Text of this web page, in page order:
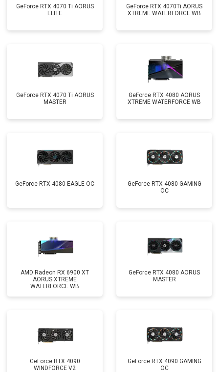
GeForce RTX 4070 Ti AORUS
ELITE
GeForce RTX 4070Ti AORUS
XTREME WATERFORCE WB
GeForce RTX 4070 Ti AORUS
MASTER
GeForce RTX 4080 AORUS
XTREME WATERFORCE WB
GeForce RTX 4080 EAGLE OC
GeForce RTX 4080 GAMING
OC
AMD Radeon RX 6900 XT
AORUS XTREME
WATERFORCE WB
GeForce RTX 4080 AORUS
MASTER
GeForce RTX 4090
WINDFORCE V2
GeForce RTX 4090 GAMING
OC